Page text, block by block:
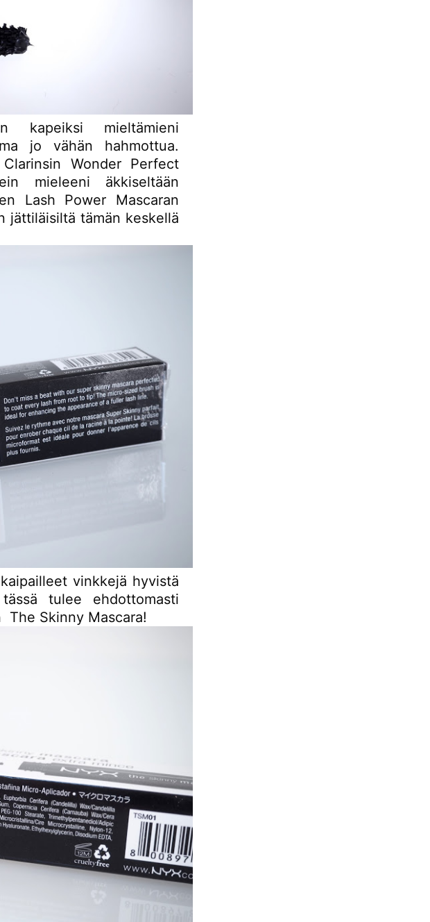
mieltämieni
jo vähän hahmottua.
Wonder Perfect
mieleeni äkkiseltään
Lash Power Mascaran
jättiläisiltä tämän keskellä
vinkkejä hyvistä
tulee ehdottomasti
The Skinny Mascara!